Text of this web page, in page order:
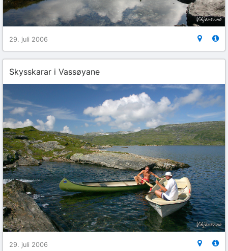
29. juli 2006
Skysskarar i Vassøyane
29. juli 2006